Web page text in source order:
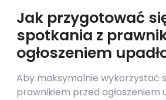
Jak przygotować
spotkania z
ogłoszeniem
Aby maksymalnie wykorzystać
prawnikiem przed ogłoszeniem